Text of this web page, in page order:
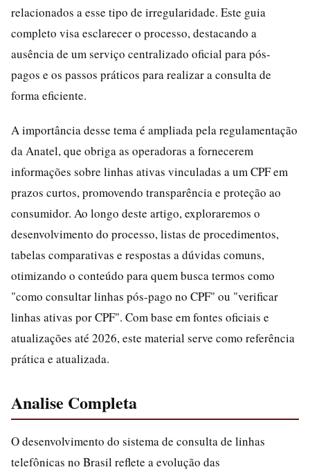
relacionados a esse tipo de irregularidade. Este guia
completo visa esclarecer o processo, destacando a
ausência de um serviço centralizado oficial para pós-
pagos e os passos práticos para realizar a consulta de
forma eficiente.
A importância desse tema é ampliada pela regulamentação
da Anatel, que obriga as operadoras a fornecerem
informações sobre linhas ativas vinculadas a um CPF em
prazos curtos, promovendo transparência e proteção ao
consumidor. Ao longo deste artigo, exploraremos o
desenvolvimento do processo, listas de procedimentos,
tabelas comparativas e respostas a dúvidas comuns,
otimizando o conteúdo para quem busca termos como
"como consultar linhas pós-pago no CPF" ou "verificar
linhas ativas por CPF". Com base em fontes oficiais e
atualizações até 2026, este material serve como referência
prática e atualizada.
Analise Completa
O desenvolvimento do sistema de consulta de linhas
telefônicas no Brasil reflete a evolução das